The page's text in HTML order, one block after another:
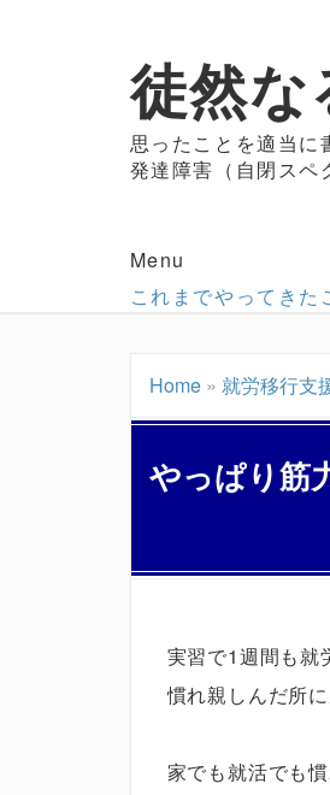
徒然な
思ったことを適当に
発達障害（自閉スペ
Menu
これまでやってきた
Home» 就労移行支
やっぱり筋
実習で1週間も就
慣れ親しんだ所
家でも就活でも